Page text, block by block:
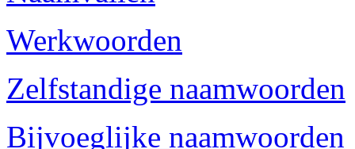
Werkwoorden
Zelfstandige naamwoorden
Bijvoeglijke naamwoorden